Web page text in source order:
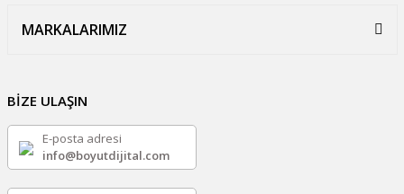
MARKALARIMIZ
BİZE ULAŞIN
E-posta adresi
info@boyutdijital.com